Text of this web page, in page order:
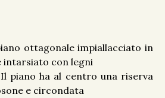
ottagonale impiallacciato in
intarsiato con legni
piano ha al centro una riserva
e circondata